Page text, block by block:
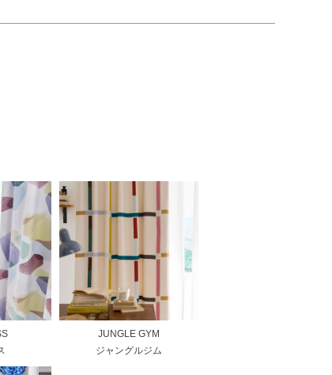
JUNGLE GYM
ジャングルジム